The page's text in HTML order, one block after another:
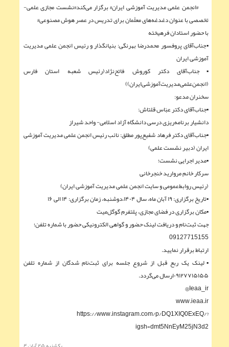
#انجمن علمی مدیریت آموزشی ایران# برگزار می‌کند#نشست مجازی علمی-
تخصصی با عنوان دغدغه‌های معلّمان برای تدریس در عصر هوش مصنوعی#
با حضور استادان فرهیخته
▪︎جناب‌آقای پروفسور محمدرضا بهرنگی: بنیانگذار و رئیس انجمن علمی مدیریت
آموزشی ایران
▪︎جناب‌آقای دکتر کوروش فاتح‌نژاد(رئیس شعبه استان فارس
(انجمن‌علمی‌مدیریت‌آموزشی‌ایران))
سخنران مدعو:
▪︎جناب‌آقای دکتر عبّاس قلتاش:
دانشیار برنامه‌ریزی درسی دانشگاه آزاد اسلامی- واحد شیراز
▪︎جناب‌آقای دکتر فرهاد شفيع‌پور مطلق: نائب رئیس انجمن علمی مدیریت آموزشی
ایران (دبیر نشست علمی)
▪︎مدیر اجرایی نشست؛
سرکار خانم مروارید خنجرخانی
(رئیس روابط‌عمومی و سایت انجمن علمی مدیریت آموزشی ایران)
▪︎تاریخ برگزاری: ۱۹ آبان ماه، سال ۱۴۰۴،دوشنبه، زمان برگزاری: ۱۴ الی ۱۶
▪︎مکان برگزاری در فضای مجازی، پلتفرم گوگل‌میت
جهت ثبت‌نام و دریافت لینک حضور و گواهی الکترونیکی حضور با شماره تلفن؛
09127715155
ارتباط برقرار نمایید.
▪︎لینک یک ربع قبل از شروع جلسه برای ثبت‌نام شدگان از شماره تلفن
۰۹۱۲۷۷۱۵۱۵۵ارسال می‌گردد.
Ieaa_ir@
www.ieaa.ir
https://www.instagram.com/p/DQ1XIQ0ExEQ/?
igsh=dmt5NnEyM25jN3d2